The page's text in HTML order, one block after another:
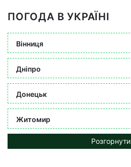
ПОГОДА В УКРАЇНІ
Вінниця
Дніпро
Донецьк
Житомир
Розгорнути